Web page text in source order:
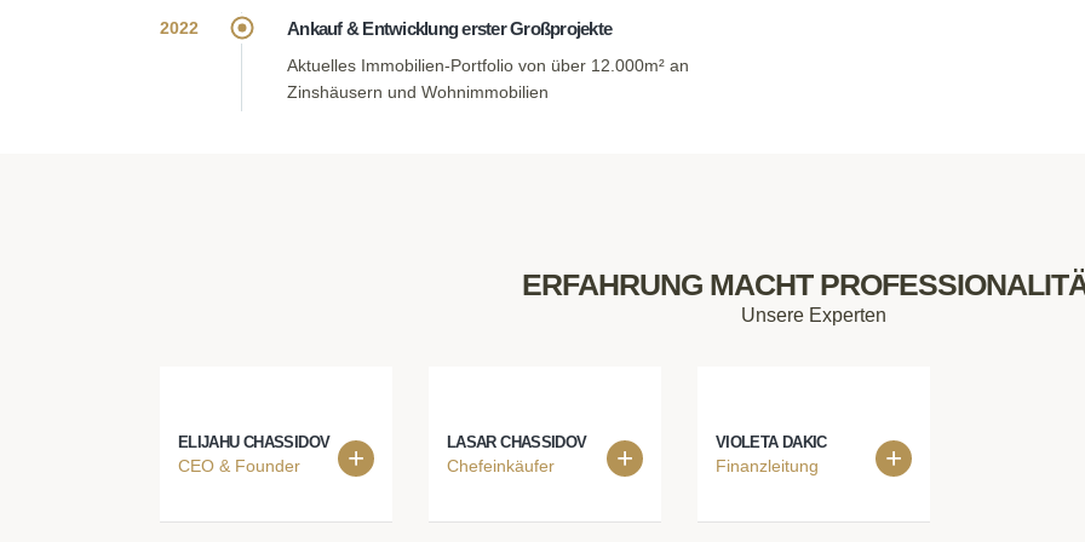
2022 Ankauf & Entwicklung erster Großprojekte
Aktuelles Immobilien-Portfolio von über 12.000m² an
Zinshäusern und Wohnimmobilien
ERFAHRUNG MACHT
Unsere Experten
ELIJAHU CHASSIDOV
CEO & Founder
LASAR CHASSIDOV
Chefeinkäufer
VIOLETA DAKIC
Finanzleitung